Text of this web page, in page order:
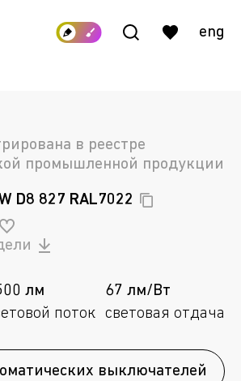
eng
в реестре
промышленной продукции
D8 827 RAL7022
лм
поток
67 лм/Вт
световая отдача
выключателей